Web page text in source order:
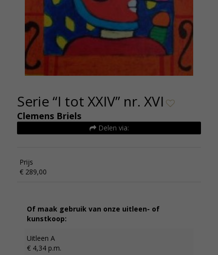
Serie “I tot XXIV” nr. XVI
Clemens Briels
Delen via:
Prijs
€ 289,00
Of maak gebruik van onze uitleen- of
kunstkoop:
Uitleen A
€ 4,34 p.m.